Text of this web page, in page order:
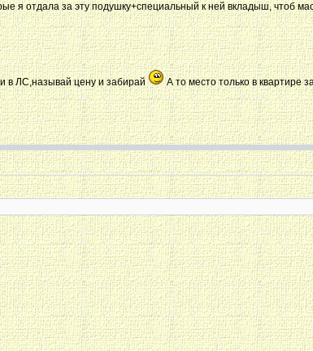
я отдала за эту подушку+специальный к ней вкладыш, чтоб
в ЛС,называй цену и забирай
А то место только в квартире